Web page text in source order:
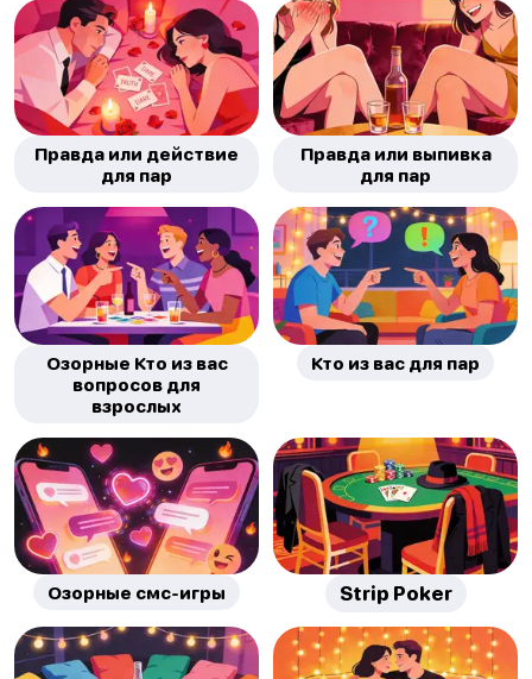
Правда или действие
для пар
Правда или выпивка
для пар
Озорные Кто из вас
вопросов для
взрослых
Кто из вас для пар
Озорные смс-игры Strip Poker